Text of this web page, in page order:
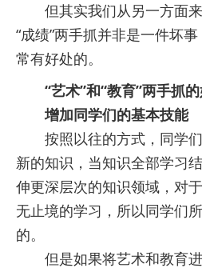
但其实我们从另一方面来
“成绩”两手抓并非是一件坏
常有好处的。
“艺术”和“教育”两手抓
增加同学们的基本技能
按照以往的方式，同学们
新的知识，当知识全部学习
伸更深层次的知识领域，对
无止境的学习，所以同学们
的。
但是如果将艺术和教育进